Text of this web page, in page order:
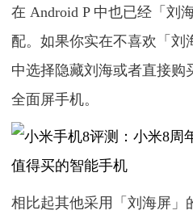
在 Android P 中也已经「刘
配。如果你实在不喜欢「刘
中选择隐藏刘海或者直接购
全面屏手机。
相比起其他采用「刘海屏」